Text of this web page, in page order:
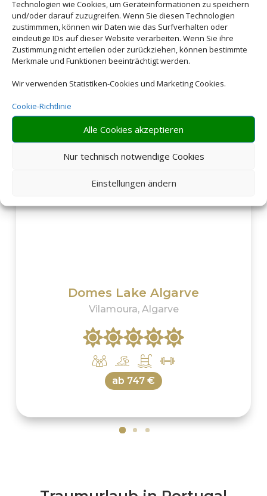
Technologien wie Cookies, um Geräteinformationen zu speichern
und/oder darauf zuzugreifen. Wenn Sie diesen Technologien
zustimmmen, können wir Daten wie das Surfverhalten oder
eindeutige IDs auf dieser Website verarbeiten. Wenn Sie ihre
Zustimmung nicht erteilen oder zurückziehen, können bestimmte
Merkmale und Funktionen beeinträchtigt werden.
Wir verwenden Statistiken-Cookies und Marketing Cookies.
Cookie-Richtlinie
Alle Cookies akzeptieren
Nur technisch notwendige Cookies
Einstellungen ändern
Domes Lake Algarve
Vilamoura, Algarve
ab 747 €